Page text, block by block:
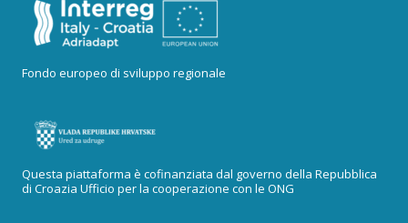
Fondo europeo di sviluppo regionale
Questa piattaforma è cofinanziata dal governo della Repubblica
di Croazia Ufficio per la cooperazione con le ONG